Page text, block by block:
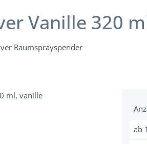
5 SternenVanille 320
Raumsprayspender
ab 1